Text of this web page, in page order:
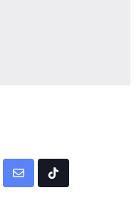
Share
Tiktok